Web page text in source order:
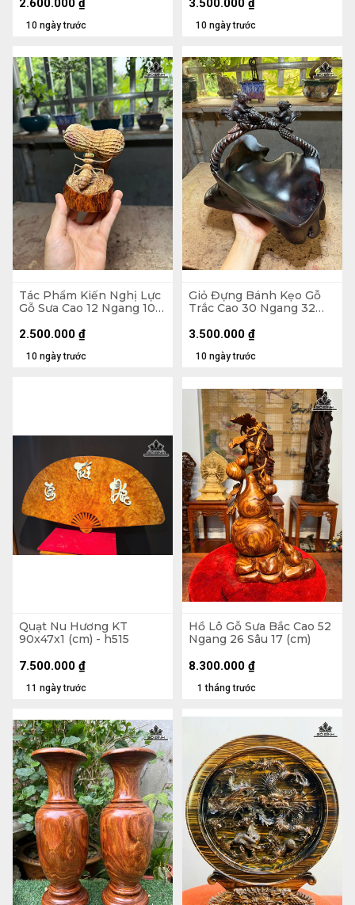
10 ngày trước
2.600.000 ₫
10 ngày trước
3.500.000 ₫
Tác Phẩm Kiến Nghị Lực
Gỗ Sưa Cao 12 Ngang 10
10 ngày trước
2.500.000 ₫
Giỏ Đựng Bánh Kẹo Gỗ
Trắc Cao 30 Ngang 32
10 ngày trước
3.500.000 ₫
Quạt Nu Hương KT
90x47x1 (cm) - h515
11 ngày trước
7.500.000 ₫
Hồ Lô Gỗ Sưa Bắc Cao 52
Ngang 26 Sâu 17 (cm)
1 tháng trước
8.300.000 ₫